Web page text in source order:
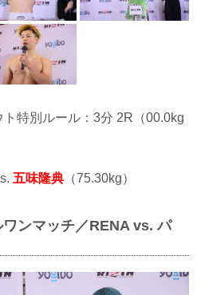
特別ルール：3分 2R（00.0kg
五味隆典 （75.30kg）
ンマッチ／RENA vs. パ